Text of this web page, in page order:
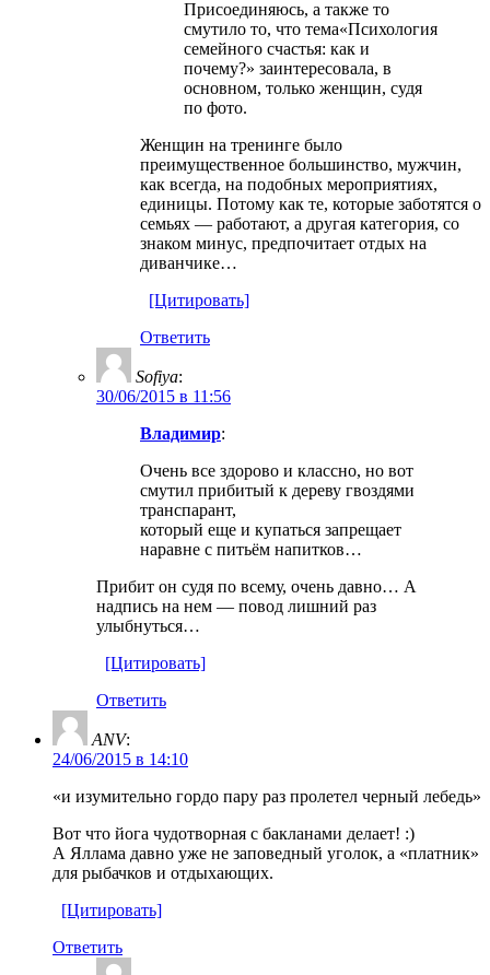
Присоединяюсь, а также то
смутило то, что тема«Психология
семейного счастья: как и
почему?» заинтересовала, в
основном, только женщин, судя
по фото.
Женщин на тренинге было
преимущественное большинство, мужчин,
как всегда, на подобных мероприятиях,
единицы. Потому как те, которые заботятся о
семьях — работают, а другая категория, со
знаком минус, предпочитает отдых на
диванчике…
[Цитировать]
Ответить
Sofiya:
30/06/2015 в 11:56
Владимир:
Очень все здорово и классно, но вот
смутил прибитый к дереву гвоздями
транспарант,
который еще и купаться запрещает
наравне с питьём напитков…
Прибит он судя по всему, очень давно… А
надпись на нем — повод лишний раз
улыбнуться…
[Цитировать]
Ответить
ANV:
24/06/2015 в 14:10
«и изумительно гордо пару раз пролетел черный лебедь»
Вот что йога чудотворная с бакланами делает! :)
А Яллама давно уже не заповедный уголок, а «платник»
для рыбачков и отдыхающих.
[Цитировать]
Ответить